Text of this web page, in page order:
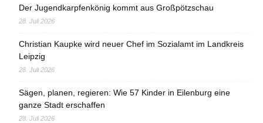
Der Jugendkarpfenkönig kommt aus Großpötzschau
28. Juli 2026
Christian Kaupke wird neuer Chef im Sozialamt im Landkreis
Leipzig
28. Juli 2026
Sägen, planen, regieren: Wie 57 Kinder in Eilenburg eine
ganze Stadt erschaffen
28. Juli 2026